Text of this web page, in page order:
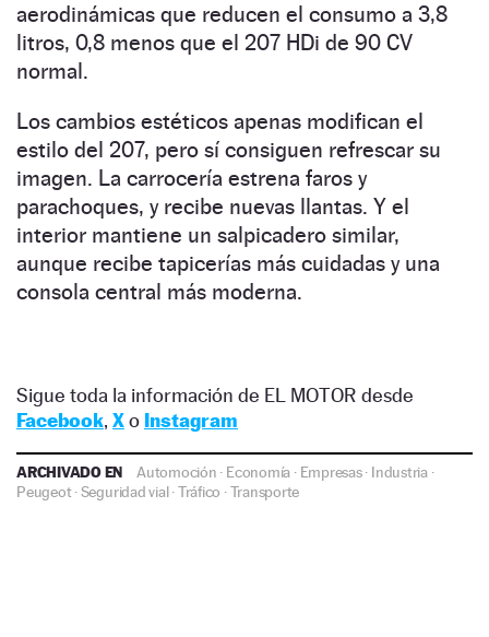
aerodinámicas que reducen el consumo a 3,8
litros, 0,8 menos que el 207 HDi de 90 CV
normal.
Los cambios estéticos apenas modifican el
estilo del 207, pero sí consiguen refrescar su
imagen. La carrocería estrena faros y
parachoques, y recibe nuevas llantas. Y el
interior mantiene un salpicadero similar,
aunque recibe tapicerías más cuidadas y una
consola central más moderna.
Sigue toda la información de EL MOTOR desde
Facebook, Xo Instagram
ARCHIVADO EN Automoción · Economía · Empresas· Industria·
Peugeot·Seguridad vial·Tráfico ·Transporte